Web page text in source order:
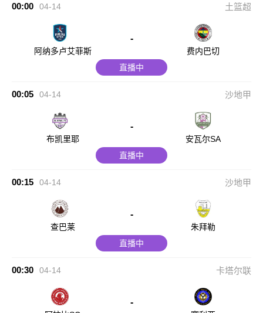
00:00 04-14 土篮超
阿纳多卢艾菲斯
-
费内巴切
直播中
00:05 04-14 沙地甲
布凯里耶
-
安瓦尔SA
直播中
00:15 04-14 沙地甲
查巴莱
-
朱拜勒
直播中
00:30 04-14 卡塔尔联
-